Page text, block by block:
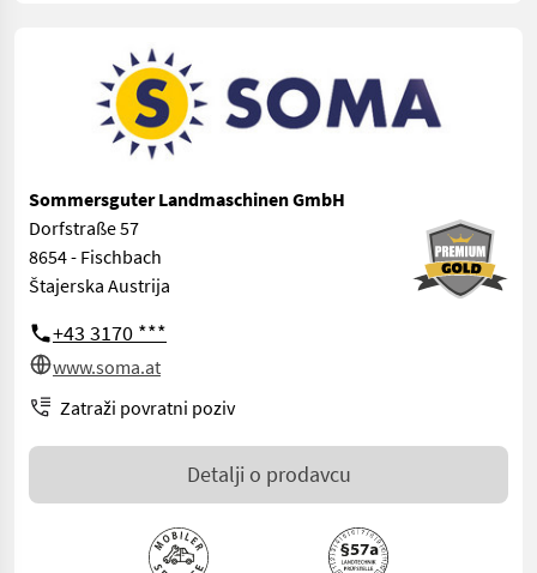
Sommersguter Landmaschinen GmbH
Dorfstraße 57
8654 - Fischbach
Štajerska Austrija
+43 3170 ***
www.soma.at
Zatraži povratni poziv
Detalji o prodavcu